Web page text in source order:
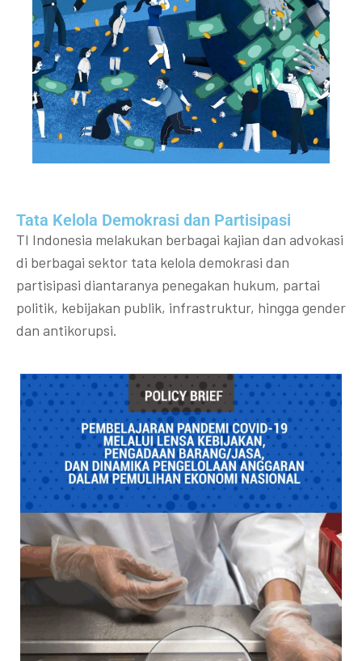
Tata Kelola Demokrasi dan Partisipasi​
TI Indonesia melakukan berbagai kajian dan advokasi
di berbagai sektor tata kelola demokrasi dan
partisipasi diantaranya penegakan hukum, partai
politik, kebijakan publik, infrastruktur, hingga gender
dan antikorupsi.